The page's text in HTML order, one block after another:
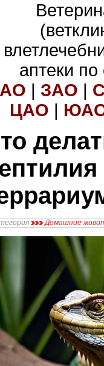
аптеки
| ЗАО |
ЦАО |
Домашние